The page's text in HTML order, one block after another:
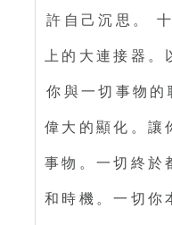
許自己沉思。
上的大連接器
你與一切事物的
偉大的顯化。讓
事物。一切終於
和時機。一切你